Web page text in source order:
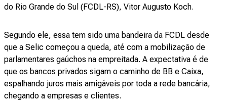
do Rio Grande do Sul (FCDL-RS), Vitor Augusto Koch.
Segundo ele, essa tem sido uma bandeira da FCDL desde
que a Selic começou a queda, até com a mobilização de
parlamentares gaúchos na empreitada. A expectativa é de
que os bancos privados sigam o caminho de BB e Caixa,
espalhando juros mais amigáveis por toda a rede bancária,
chegando a empresas e clientes.